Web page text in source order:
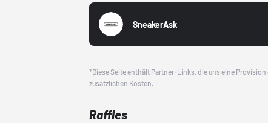
SneakerAsk
*Diese Seite enthält Partner-Links, die uns eine
zusätzlichen Kosten.
Raffles